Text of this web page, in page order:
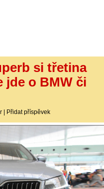
si třetina
jde o BMW či
| Přidat příspěvek